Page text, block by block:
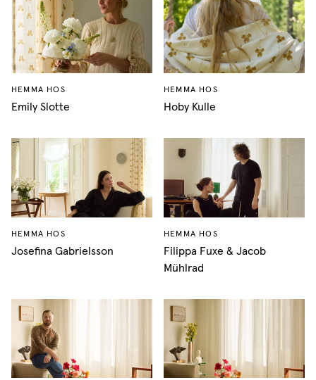
HEMMA HOS
Emily Slotte
HEMMA HOS
Hoby Kulle
HEMMA HOS
Josefina Gabrielsson
HEMMA HOS
Filippa Fuxe & Jacob
Mühlrad